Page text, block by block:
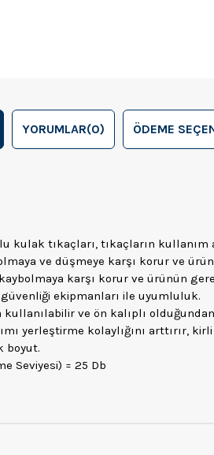
YORUMLAR(0) ÖDEME
kulak tıkaçları, tıkaçların
ve düşmeye karşı korur ve
karşı korur ve ürünün
ekipmanları ile uyumluluk.
kullanılabilir ve ön kalıplı
yerleştirme kolaylığını arttırır,
boyut.
Seviyesi) = 25 Db